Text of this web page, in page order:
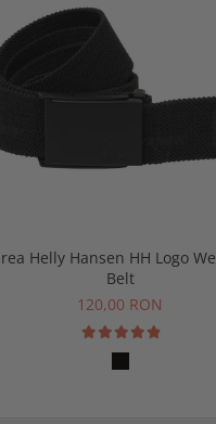
Helly Hansen HH Logo
Belt
120,00 RON